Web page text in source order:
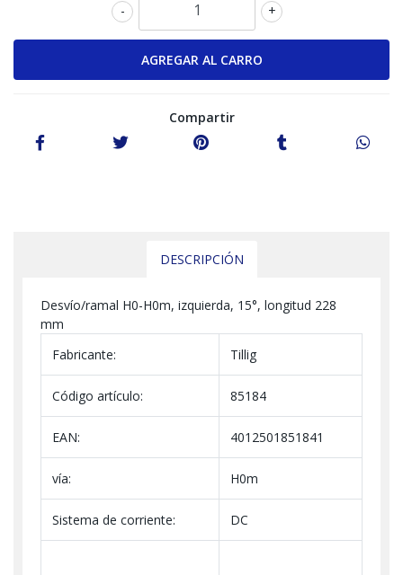
+
-
Compartir
DESCRIPCIÓN
Desvío/ramal H0-H0m, izquierda, 15°, longitud 228
mm
Fabricante:
Tillig
Código artículo: 85184
EAN: 4012501851841
vía: H0m
Sistema de corriente: DC